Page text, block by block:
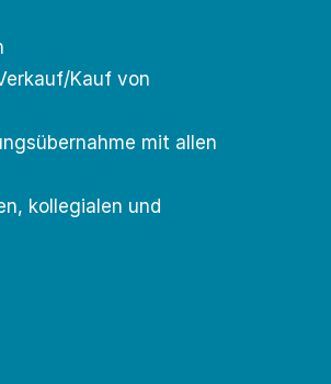
Kauf von
mit allen
kollegialen und